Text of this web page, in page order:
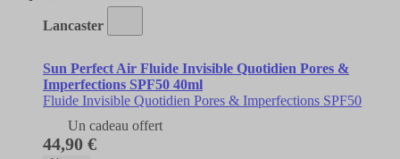
Lancaster
Sun Perfect Air Fluide Invisible Quotidien Pores &
Imperfections SPF50 40ml
Fluide Invisible Quotidien Pores & Imperfections SPF50
Un cadeau offert
44,90 €